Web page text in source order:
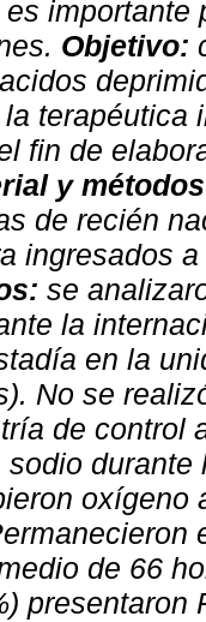
importante
Objetivo:
terapéutica
fin de
y
de recién
ingresados
se
la
en la
No se
de control
oxígeno
de 66
presentaron